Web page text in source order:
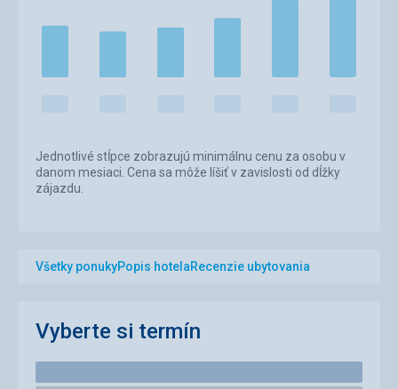
Jednotlivé stĺpce zobrazujú minimálnu cenu za osobu v
danom mesiaci. Cena sa môže líšiť v zavislosti od dĺžky
zájazdu.
Všetky ponukyPopis hotelaRecenzie ubytovania
Vyberte si termín